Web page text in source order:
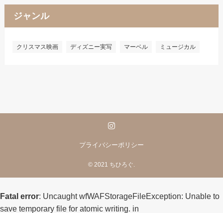
ジャンル
クリスマス映画 ディズニー実写 マーベル ミュージカル
プライバシーポリシー
© 2021 ちひろぐ.
Fatal error: Uncaught wfWAFStorageFileException: Unable to
save temporary file for atomic writing. in